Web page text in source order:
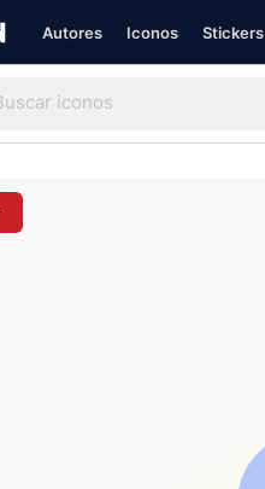
Autores Iconos Stickers